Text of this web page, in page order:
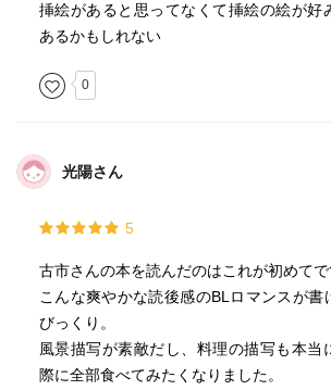
挿絵があると思ってなくて挿絵の絵が好
あるかもしれない
0
光陽さん
5
古市さんの本を読んだのはこれが初めてで
こんな爽やかな読後感のBLロマンスが書
びっくり。
風景描写が素敵だし、料理の描写も本当
際に全部食べてみたくなりました。